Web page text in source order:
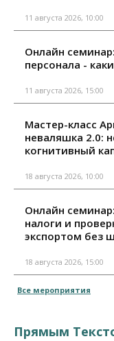
11 августа 2026, 10:00
Онлайн
персонала -
11 августа 2026, 15:00
Мастер-класс
неваляшка 2.0:
когнитивный
18 августа 2026, 10:00
Онлайн
налоги и
экспортом без
18 августа 2026, 15:00
Все мероприятия
Прямым